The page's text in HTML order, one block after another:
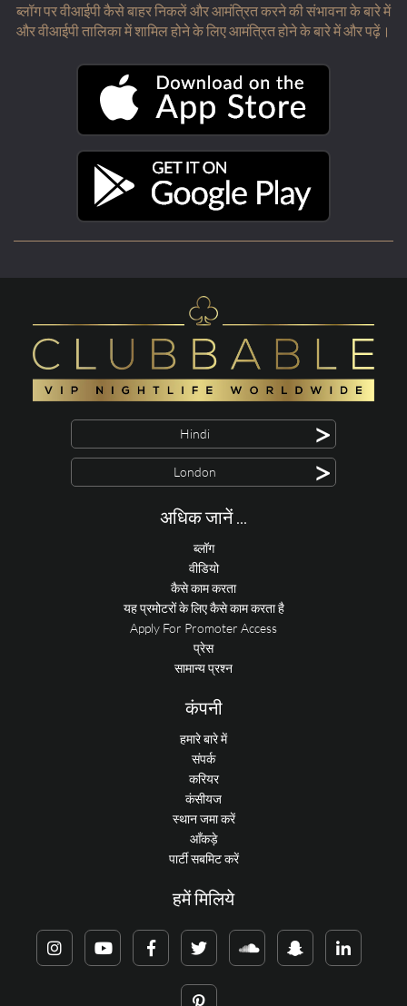
ब्लॉग पर वीआईपी कैसे बाहर निकलें और आमंत्रित करने की संभावना के बारे में
और वीआईपी तालिका में शामिल होने के लिए आमंत्रित होने के बारे में और पढ़ें।
Hindi >
London >
अधिक जानें ...
ब्लॉग
वीडियो
कैसे काम करता
यह प्रमोटरों के लिए कैसे काम करता है
Apply For Promoter Access
प्रेस
सामान्य प्रश्न
कंपनी
हमारे बारे में
संपर्क
करियर
कंसीयज
स्थान जमा करें
आँकड़े
पार्टी सबमिट करें
हमें मिलिये